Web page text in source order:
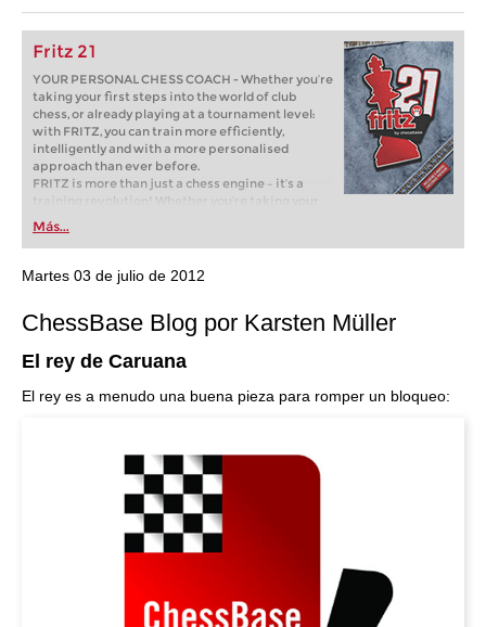
Fritz 21
YOUR PERSONAL CHESS COACH - Whether you’re
taking your first steps into the world of club
chess, or already playing at a tournament level:
with FRITZ, you can train more efficiently,
intelligently and with a more personalised
approach than ever before.
FRITZ is more than just a chess engine – it’s a
training revolution! Whether you’re taking your
first steps into the world of club chess, or already
playing at a tournament level: with FRITZ, you can
train more efficiently, intelligently and with a
more personalised approach than ever before.
Más...
Martes 03 de julio de 2012
ChessBase Blog por Karsten Müller
El rey de Caruana
El rey es a menudo una buena pieza para romper un bloqueo: